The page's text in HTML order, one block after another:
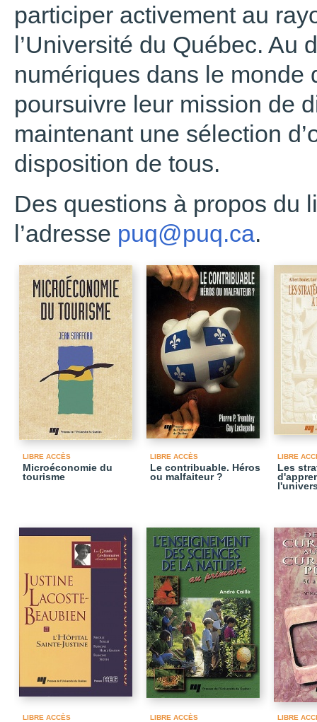
participer activement au
l’Université du Québec. Au
numériques dans le monde
poursuivre leur mission de
maintenant une sélection
disposition de tous.
Des questions à propos du
l’adresse puq@puq.ca.
LIBRE ACCÈS
Microéconomie du
tourisme
LIBRE ACCÈS
Le contribuable. Héros
ou malfaiteur ?
LIBRE
Les
LIBRE ACCÈS LIBRE ACCÈS LIBRE